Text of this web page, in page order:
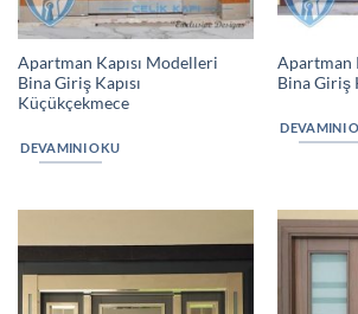
Apartman Kapısı Modelleri
Bina Giriş Kapısı
Küçükçekmece
DEVAMINI OKU
Apartman
Bina Giriş
DEVAMINI